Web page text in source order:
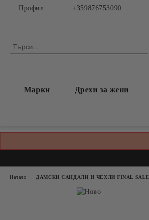
Профил +359876753090
Марки Дрехи за жени
Начало ДАМСКИ САНДАЛИ И ЧЕХЛИ FINAL SALE